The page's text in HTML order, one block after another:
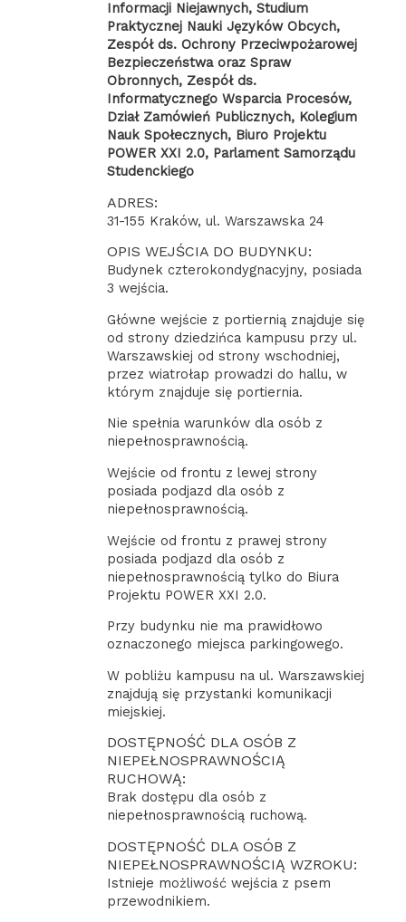
Informacji Niejawnych, Studium
Praktycznej Nauki Języków Obcych,
Zespół ds. Ochrony Przeciwpożarowej
Bezpieczeństwa oraz Spraw
Obronnych, Zespół ds.
Informatycznego Wsparcia Procesów,
Dział Zamówień Publicznych, Kolegium
Nauk Społecznych, Biuro Projektu
POWER XXI 2.0, Parlament Samorządu
Studenckiego
ADRES:
31-155 Kraków, ul. Warszawska 24
OPIS WEJŚCIA DO BUDYNKU:
Budynek czterokondygnacyjny, posiada
3 wejścia.
Główne wejście z portiernią znajduje się
od strony dziedzińca kampusu przy ul.
Warszawskiej od strony wschodniej,
przez wiatrołap prowadzi do hallu, w
którym znajduje się portiernia.
Nie spełnia warunków dla osób z
niepełnosprawnością.
Wejście od frontu z lewej strony
posiada podjazd dla osób z
niepełnosprawnością.
Wejście od frontu z prawej strony
posiada podjazd dla osób z
niepełnosprawnością tylko do Biura
Projektu POWER XXI 2.0.
Przy budynku nie ma prawidłowo
oznaczonego miejsca parkingowego.
W pobliżu kampusu na ul. Warszawskiej
znajdują się przystanki komunikacji
miejskiej.
DOSTĘPNOŚĆ DLA OSÓB Z
NIEPEŁNOSPRAWNOŚCIĄ
RUCHOWĄ:
Brak dostępu dla osób z
niepełnosprawnością ruchową.
DOSTĘPNOŚĆ DLA OSÓB Z
NIEPEŁNOSPRAWNOŚCIĄ WZROKU:
Istnieje możliwość wejścia z psem
przewodnikiem.